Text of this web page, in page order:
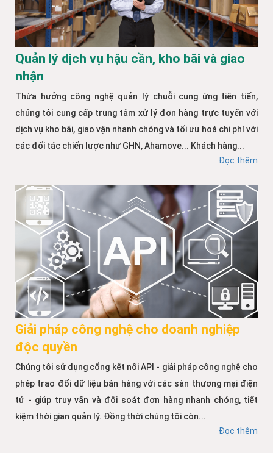
Quản lý dịch vụ hậu cần, kho bãi và giao
nhận
Thừa hưởng công nghệ quản lý chuỗi cung ứng tiên tiến,
chúng tôi cung cấp trung tâm xử lý đơn hàng trực tuyến với
dịch vụ kho bãi, giao vận nhanh chóng và tối ưu hoá chi phí với
các đối tác chiến lược như GHN, Ahamove... Khách hàng...
Đọc thêm
Giải pháp công nghệ cho doanh nghiệp
độc quyền
Chúng tôi sử dụng cổng kết nối API - giải pháp công nghệ cho
phép trao đổi dữ liệu bán hàng với các sàn thương mại điện
tử - giúp truy vấn và đối soát đơn hàng nhanh chóng, tiết
kiệm thời gian quản lý. Đồng thời chúng tôi còn...
Đọc thêm